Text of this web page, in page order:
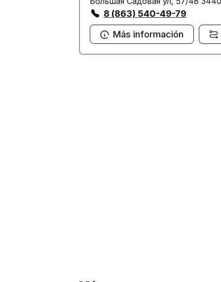
8 (863) 540-49-79
Más información